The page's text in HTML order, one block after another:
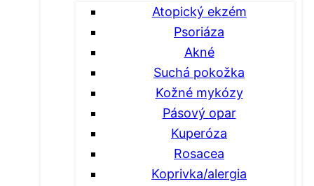
Atopický ekzém
Psoriáza
Akné
Suchá pokožka
Kožné mykózy
Pásový opar
Kuperóza
Rosacea
Koprivka/alergia